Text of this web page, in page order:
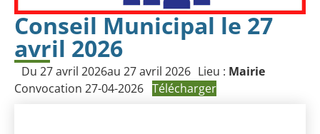
Conseil Municipal le 27
avril 2026
Du 27 avril 2026au 27 avril 2026 Lieu : Mairie
Convocation 27-04-2026 Télécharger